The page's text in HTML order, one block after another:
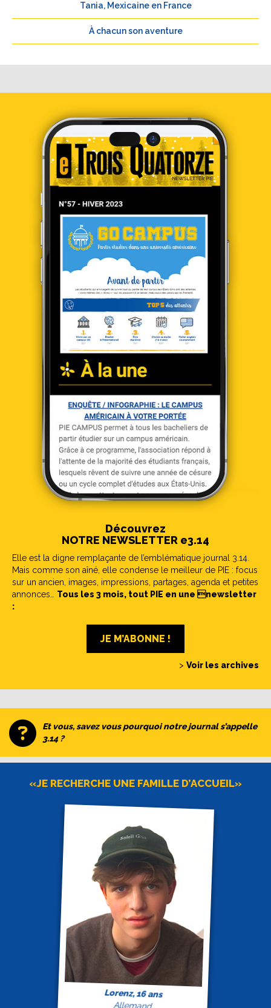
Tania, Mexicaine en France
À chacun son aventure
Découvrez
NOTRE NEWSLETTER e3.14
Elle est la digne remplaçante de l’emblématique journal 3.14.
Mais comme son aîné, elle condense le meilleur de PIE : focus
sur un ancien, images, impressions, partages, agenda et petites
annonces… Tous les 3 mois, tout PIE en une newsletter
:
JE M’ABONNE !
> Voir les archives
Et vous, savez vous pourquoi notre journal s’appelle
3.14 ?
«JE RECHERCHE UNE FAMILLE D’ACCUEIL»
Lorenz, 16 ans
Allemand